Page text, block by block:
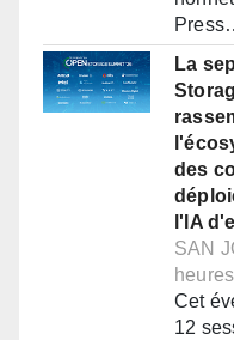
La
des
l'IA
SAN
heures
Cet
12